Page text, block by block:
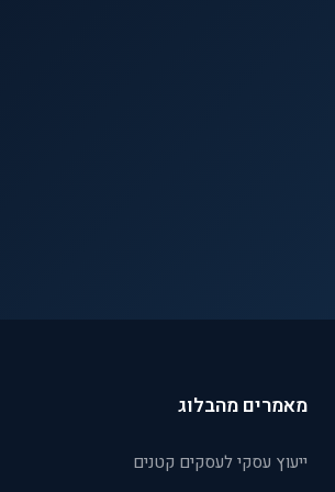
מאמרים מהבלוג
ייעוץ עסקי לעסקים קטנים